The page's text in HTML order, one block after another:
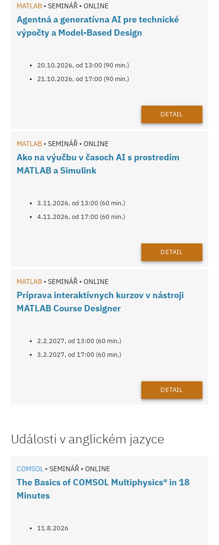
MATLAB • SEMINÁŘ • ONLINE
Agentná a generatívna AI pre technické
výpočty a Model-Based Design
20.10.2026, od 13:00 (90 min.)
21.10.2026, od 17:00 (90 min.)
DETAIL
MATLAB • SEMINÁŘ • ONLINE
Ako na výučbu v časoch AI s prostredím
MATLAB a Simulink
3.11.2026, od 13:00 (60 min.)
4.11.2026, od 17:00 (60 min.)
DETAIL
MATLAB • SEMINÁŘ • ONLINE
Príprava interaktívnych kurzov v nástroji
MATLAB Course Designer
2.2.2027, od 13:00 (60 min.)
3.2.2027, od 17:00 (60 min.)
DETAIL
Události v anglickém jazyce
COMSOL • SEMINÁŘ • ONLINE
The Basics of COMSOL Multiphysics® in 18
Minutes
11.8.2026